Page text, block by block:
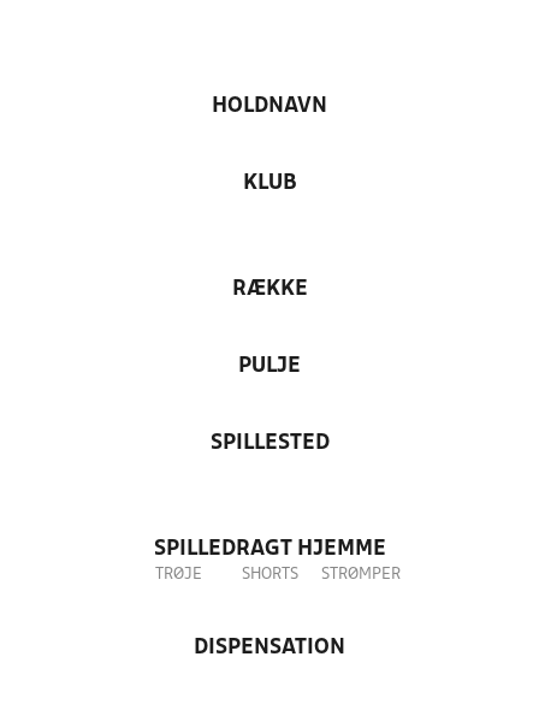
HOLDNAVN
KLUB
RÆKKE
PULJE
SPILLESTED
SPILLEDRAGT HJEMME
TRØJE SHORTS STRØMPER
DISPENSATION